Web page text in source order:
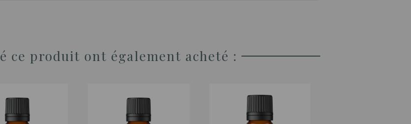
ce produit ont également acheté :